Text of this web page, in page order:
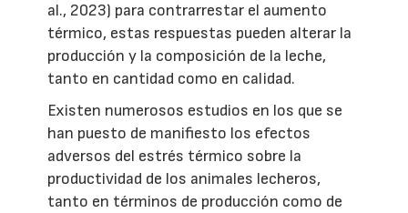
al., 2023) para contrarrestar el aumento
térmico, estas respuestas pueden alterar la
producción y la composición de la leche,
tanto en cantidad como en calidad.
Existen numerosos estudios en los que se
han puesto de manifiesto los efectos
adversos del estrés térmico sobre la
productividad de los animales lecheros,
tanto en términos de producción como de